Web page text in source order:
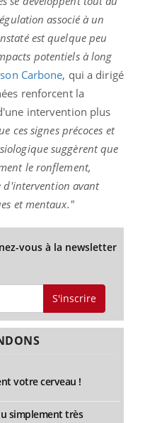
associé à un
est quelque peu
potentiels à long
Carbone, qui a dirigé
renforcent la
intervention plus
ces signes précoces et
suggèrent que
le ronflement,
d'intervention avant
et mentaux."
vous à la newsletter
S'inscrire
votre cerveau !
simplement très